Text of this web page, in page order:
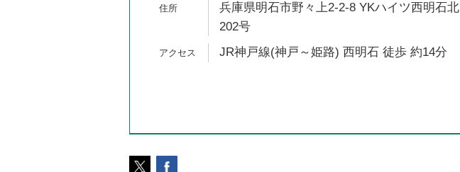
兵庫県明石市野々上2-2-8 YKハイツ西明石北
202号
JR神戸線(神戸～姫路) 西明石 徒歩 約14分